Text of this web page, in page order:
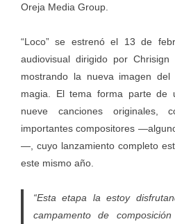
Oreja Media Group.
“Loco” se estrenó el 13 de
audiovisual dirigido por
mostrando la nueva imagen
magia. El tema forma parte de
nueve canciones originales,
importantes compositores
—, cuyo lanzamiento completo
este mismo año.
“Esta etapa la estoy
campamento de